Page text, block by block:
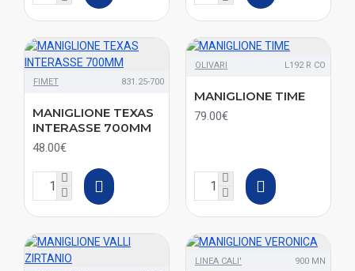
FIMET 831.25-700
MANIGLIONE TEXAS
INTERASSE 700MM
48.00€
OLIVARI L192 R CO
MANIGLIONE TIME
79.00€
LINEA CALI' 900 MN